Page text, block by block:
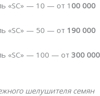
«SC» — 10 — от 100 000
«SC» — 50 — от 190 000
«SC» — 100 — от 300 000
шелушителя семян